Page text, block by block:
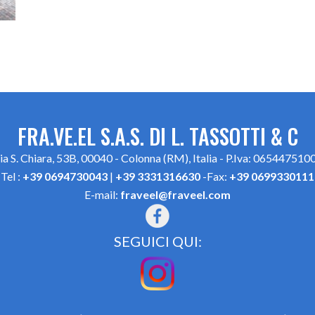
FRA.VE.EL S.A.S. DI L. TASSOTTI & C
S. Chiara, 53B, 00040 - Colonna (RM), Italia - P.Iva:
Tel : +39 0694730043 | +39 3331316630 -Fax: +39 0699330111
E-mail: fraveel@fraveel.com
SEGUICI QUI: